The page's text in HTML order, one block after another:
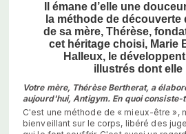
Il émane d’elle une
la méthode de découverte
de sa mère, Thérèse,
cet héritage choisi, Marie
Halleux, le
illustrés dont elle
Votre mère, Thérèse Bertherat, a
aujourd'hui, Antigym. En quoi consiste-
C'est une méthode de « mieux-être »,
bienveillant sur le corps, libéré des